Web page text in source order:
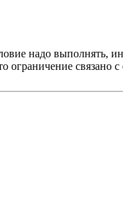
надо выполнять,
связано